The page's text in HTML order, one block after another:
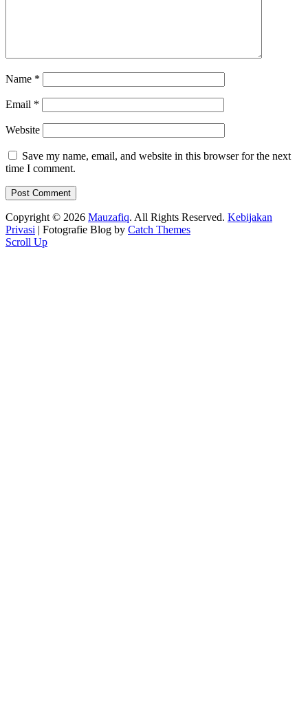
Name *
Email *
Website
Save my name, email, and website in this browser for the next
time I comment.
Copyright © 2026 Mauzafiq. All Rights Reserved. Kebijakan
Privasi | Fotografie Blog by Catch Themes
Scroll Up